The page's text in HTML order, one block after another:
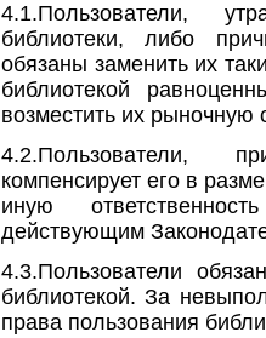
4.1.Пользователи,
библиотеки, либо
обязаны заменить их
библиотекой
возместить их рыночную
4.2.Пользователи,
компенсирует его в
иную
действующим
4.3.Пользователи
библиотекой. За
права пользования